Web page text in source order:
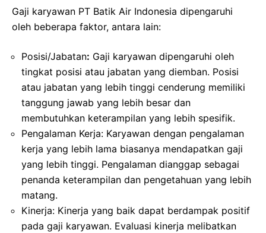
Gaji karyawan PT Batik Air Indonesia dipengaruhi
oleh beberapa faktor, antara lain:
Posisi/Jabatan: Gaji karyawan dipengaruhi oleh
tingkat posisi atau jabatan yang diemban. Posisi
atau jabatan yang lebih tinggi cenderung memiliki
tanggung jawab yang lebih besar dan
membutuhkan keterampilan yang lebih spesifik.
Pengalaman Kerja: Karyawan dengan pengalaman
kerja yang lebih lama biasanya mendapatkan gaji
yang lebih tinggi. Pengalaman dianggap sebagai
penanda keterampilan dan pengetahuan yang lebih
matang.
Kinerja: Kinerja yang baik dapat berdampak positif
pada gaji karyawan. Evaluasi kinerja melibatkan